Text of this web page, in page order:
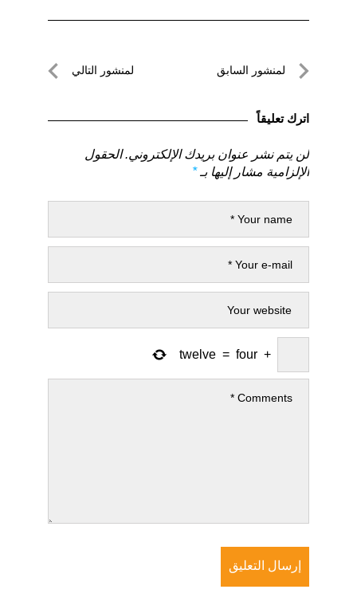
تصفّحلمنشور السابق
السابق
لمنشور التالي
اترك تعليقاً
لن يتم نشر عنوان بريدك الإلكتروني. الحقول
الإلزامية مشار إليها بـ*
+
four
=
twelve